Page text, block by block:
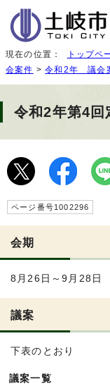
現在の位置： トップペ
会案件 >令和2年 議会
令和2年第4回
ページ番号1002296
会期
8月26日～9月28日
議案
下表のとおり
議案一覧